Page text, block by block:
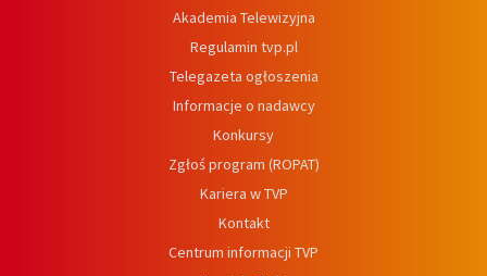
Akademia Telewizyjna
Regulamin tvp.pl
Telegazeta ogłoszenia
Informacje o nadawcy
Konkursy
Zgłoś program (ROPAT)
Kariera w TVP
Kontakt
Centrum informacji TVP